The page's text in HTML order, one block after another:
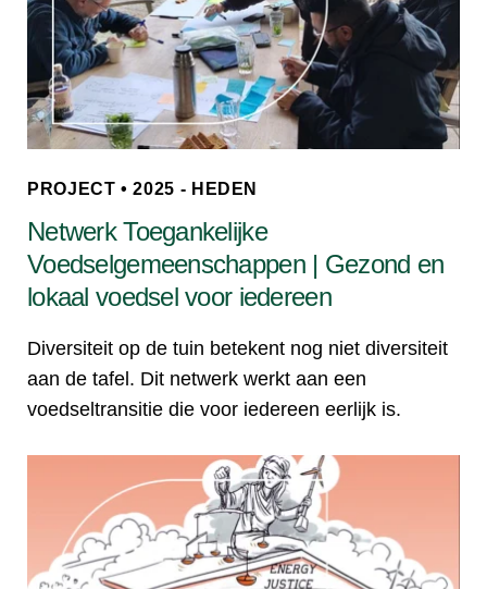
PROJECT • 2025 - HEDEN
Netwerk Toegankelijke
Voedselgemeenschappen | Gezond en
lokaal voedsel voor iedereen
Diversiteit op de tuin betekent nog niet diversiteit
aan de tafel. Dit netwerk werkt aan een
voedseltransitie die voor iedereen eerlijk is.